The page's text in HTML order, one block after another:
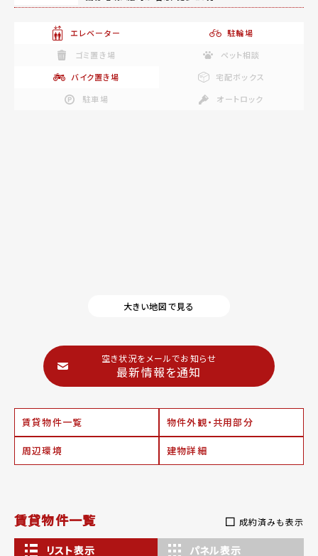
エレベーター
駐輪場
ゴミ置き場
ペット相談
バイク置き場
宅配ボックス
駐車場
オートロック
大きい地図で見る
空き状況をメールでお知らせ
最新情報を通知
賃貸物件一覧 物件外観・共用部分
周辺環境 建物詳細
賃貸物件一覧 成約済みも表示
リスト表示 パネル表示